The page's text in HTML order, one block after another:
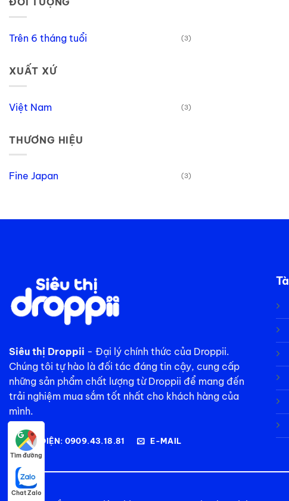
Trên 6 tháng tuổi (3)
XUẤT XỨ
Việt Nam (3)
THƯƠNG HIỆU
Fine Japan (3)
Siêu thị Droppii - Đại lý chính thức của Droppii.
Chúng tôi tự hào là đối tác đáng tin cậy, cung cấp
những sản phẩm chất lượng từ Droppii để mang đến
trải nghiệm mua sắm tốt nhất cho khách hàng của
mình.
GỌI ĐIỆN: 0909.43.18.81 E-MAIL
Tìm đường
Chat Zalo